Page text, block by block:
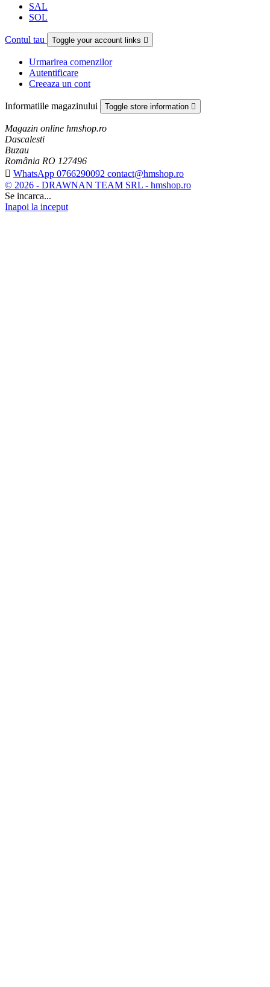
SAL
SOL
Contul tau Toggle your account links 
Urmarirea comenzilor
Autentificare
Creeaza un cont
Informatiile magazinului Toggle store information 
Magazin online hmshop.ro
Dascalesti
Buzau
România RO 127496
 WhatsApp 0766290092 contact@hmshop.ro
© 2026 - DRAWNAN TEAM SRL - hmshop.ro
Se incarca...
Inapoi la inceput